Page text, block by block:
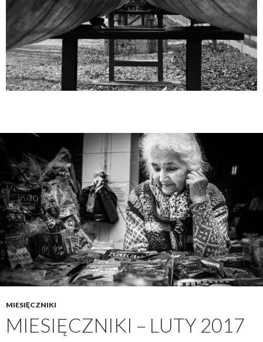
MIESIĘCZNIKI
MIESIĘCZNIKI – LUTY 2017